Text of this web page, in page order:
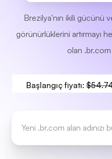
Brezilya'nın ikili gücünü
görünürlüklerini artırmayı
olan .br.com
Başlangıç fiyatı: